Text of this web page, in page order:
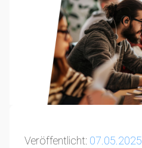
Veröffentlicht: 07.05.2025